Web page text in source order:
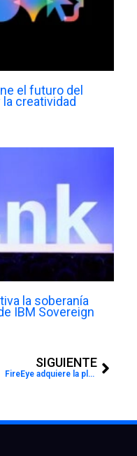
el futuro del
creatividad
la soberanía
IBM Sovereign
SIGUIENTE
FireEye adquiere la plataforma de validación de seguridad Verodin